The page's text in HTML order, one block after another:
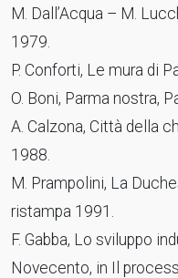
M. Dall’Acqua – M.
1979.
P. Conforti, Le mura di
O. Boni, Parma nostra,
A. Calzona, Città della
1988.
M. Prampolini, La
ristampa 1991.
F. Gabba, Lo sviluppo
Novecento, in Il